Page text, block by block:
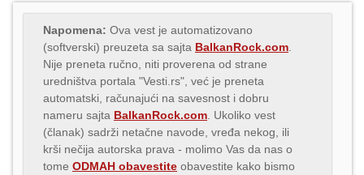
Napomena: Ova vest je automatizovano
(softverski) preuzeta sa sajta BalkanRock.com
Nije preneta ručno, niti proverena od strane
uredništva portala "Vesti.rs", već je preneta
automatski, računajući na savesnost i dobru
nameru sajta BalkanRock.com . Ukoliko vest
(članak) sadrži netačne navode, vređa nekog, ili
krši nečija autorska prava - molimo Vas da nas o
tome ODMAH obavestite obavestite kako bismo